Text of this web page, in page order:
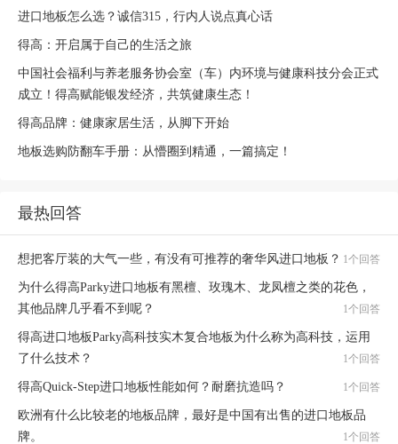
进口地板怎么选？诚信315，行内人说点真心话
得高：开启属于自己的生活之旅
中国社会福利与养老服务协会室（车）内环境与健康科技分会正式
成立！得高赋能银发经济，共筑健康生态！
得高品牌：健康家居生活，从脚下开始
地板选购防翻车手册：从懵圈到精通，一篇搞定！
最热回答
想把客厅装的大气一些，有没有可推荐的奢华风进口地板？ 1个回答
为什么得高Parky进口地板有黑檀、玫瑰木、龙凤檀之类的花色，
其他品牌几乎看不到呢？
1个回答
得高进口地板Parky高科技实木复合地板为什么称为高科技，运用
了什么技术？
1个回答
得高Quick-Step进口地板性能如何？耐磨抗造吗？ 1个回答
欧洲有什么比较老的地板品牌，最好是中国有出售的进口地板品
牌。
1个回答